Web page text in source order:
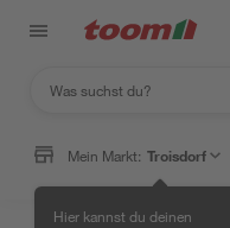
Mein Markt: Troisdorf
Hier kannst du deinen